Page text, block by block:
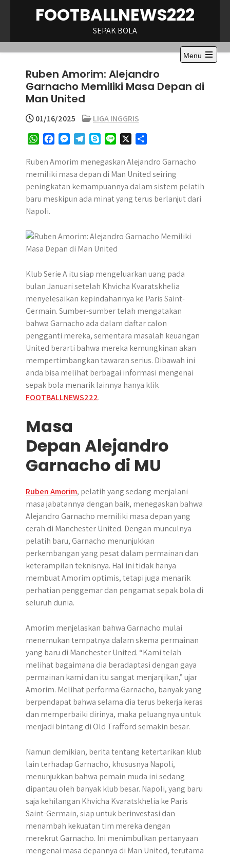
FOOTBALLNEWS222
SEPAK BOLA
Menu
Open
menu
Ruben Amorim: Alejandro
Garnacho Memiliki Masa Depan di
Man United
01/16/2025
LIGA INGGRIS
W
a
t
s
A
c
e
b
o
s
s
e
n
l
e
g
r
y
p
e
n
e
a
r
e
Ruben Amorim menegaskan Alejandro Garnacho
memiliki masa depan di Man United seiring
peningkatan kemampuannya dalam sistem pelatih
baru meskipun ada minat yang terus berlanjut dari
Napoli.
Klub Serie A itu siap mengeluarkan uang pada
bulan Januari setelah Khvicha Kvaratskhelia
menyelesaikan kepindahannya ke Paris Saint-
Germain. Sumber-sumber telah mengatakan
bahwa Garnacho ada dalam daftar calon
pengganti mereka, sementara masalah keuangan
United berarti bahwa mereka kemungkinan akan
mempertimbangkan tawaran serius. Dibawah ini
anda bisa melihat berbagai informasi mengenai
sepak bola menarik lainnya hanya klik
FOOTBALLNEWS222.
Masa
Depan Alejandro
Garnacho di MU
​Ruben Amorim, pelatih yang sedang menjalani
masa jabatannya dengan baik, menegaskan bahwa
Alejandro Garnacho memiliki masa depan yang
cerah di Manchester United.​ Dengan munculnya
pelatih baru, Garnacho menunjukkan
perkembangan yang pesat dalam permainan dan
keterampilan teknisnya. Hal ini tidak hanya
membuat Amorim optimis, tetapi juga menarik
perhatian penggemar dan pengamat sepak bola di
seluruh dunia.
Amorim menjelaskan bahwa Garnacho mulai
menemukan tempatnya dalam skema permainan
yang baru di Manchester United. “Kami telah
melihat bagaimana dia beradaptasi dengan gaya
permainan kami dan itu sangat menjanjikan,” ujar
Amorim. Melihat performa Garnacho, banyak yang
berpendapat bahwa selama dia terus bekerja keras
dan memperbaiki dirinya, maka peluangnya untuk
menjadi bintang di Old Trafford semakin besar.
Namun demikian, berita tentang ketertarikan klub
lain terhadap Garnacho, khususnya Napoli,
menunjukkan bahwa pemain muda ini sedang
dipantau oleh banyak klub besar. Napoli, yang baru
saja kehilangan Khvicha Kvaratskhelia ke Paris
Saint-Germain, siap untuk berinvestasi dan
menambah kekuatan tim mereka dengan
merekrut Garnacho. Ini menimbulkan pertanyaan
mengenai masa depannya di Man United, terutama